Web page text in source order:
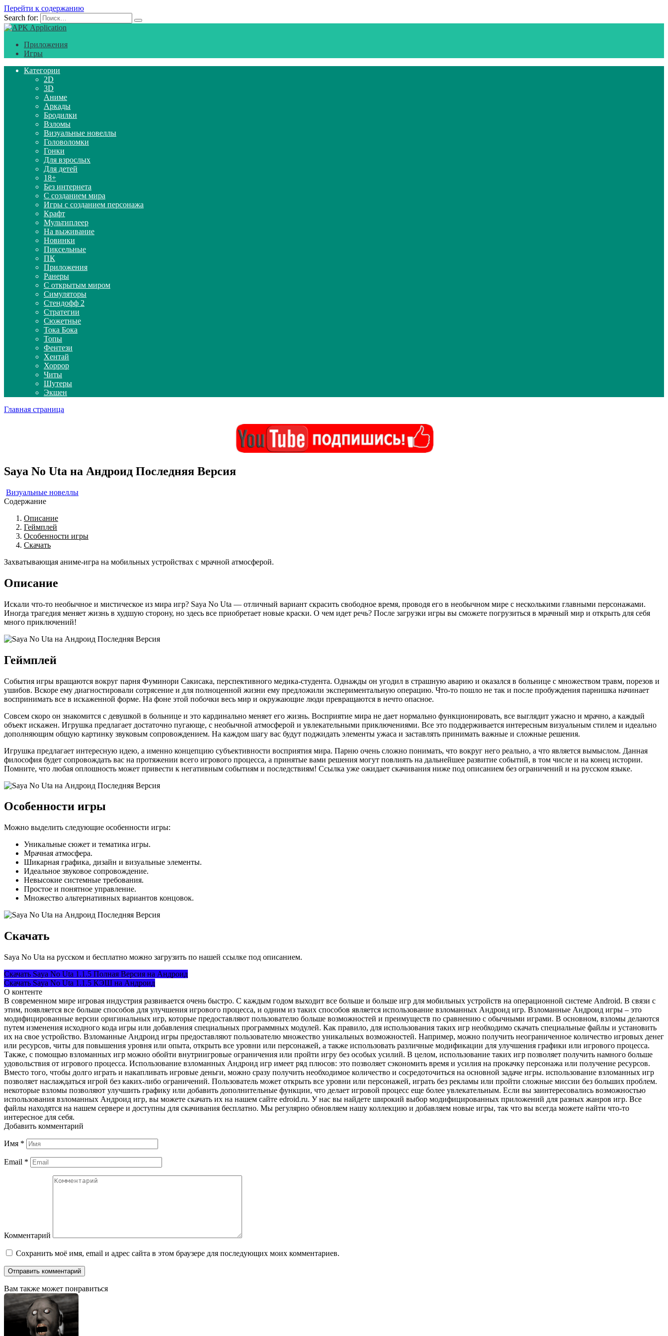
Перейти к содержанию
Search for:
Приложения
Игры
Категории
2D
3D
Аниме
Аркады
Бродилки
Взломы
Визуальные новеллы
Головоломки
Гонки
Для взрослых
Для детей
18+
Без интернета
С созданием мира
Игры с созданием персонажа
Крафт
Мультиплеер
На выживание
Новинки
Пиксельные
ПК
Приложения
Ранеры
С открытым миром
Симуляторы
Стендофф 2
Стратегии
Сюжетные
Тока Бока
Топы
Фентези
Хентай
Хоррор
Читы
Шутеры
Экшен
Главная страница
Saya No Uta на Андроид Последняя Версия
Визуальные новеллы
Содержание
Описание
Геймплей
Особенности игры
Скачать
Захватывающая аниме-игра на мобильных устройствах с мрачной атмосферой.
Описание
Искали что-то необычное и мистическое из мира игр? Saya No Uta — отличный вариант скрасить свободное время, проводя его в необычном мире с несколькими главными персонажами.
Иногда трагедия меняет жизнь в худшую сторону, но здесь все приобретает новые краски. О чем идет речь? После загрузки игры вы сможете погрузиться в мрачный мир и открыть для себя
много приключений!
Геймплей
События игры вращаются вокруг парня Фуминори Сакисака, перспективного медика-студента. Однажды он угодил в страшную аварию и оказался в больнице с множеством травм, порезов и
ушибов. Вскоре ему диагностировали сотрясение и для полноценной жизни ему предложили экспериментальную операцию. Что-то пошло не так и после пробуждения парнишка начинает
воспринимать все в искаженной форме. На фоне этой побочки весь мир и окружающие люди превращаются в нечто опасное.
Совсем скоро он знакомится с девушкой в больнице и это кардинально меняет его жизнь. Восприятие мира не дает нормально функционировать, все выглядит ужасно и мрачно, а каждый
объект искажен. Игрушка предлагает достаточно пугающе, с необычной атмосферой и увлекательными приключениями. Все это поддерживается интересным визуальным стилем и идеально
дополняющим общую картинку звуковым сопровождением. На каждом шагу вас будут поджидать элементы ужаса и заставлять принимать важные и сложные решения.
Игрушка предлагает интересную идею, а именно концепцию субъективности восприятия мира. Парню очень сложно понимать, что вокруг него реально, а что является вымыслом. Данная
философия будет сопровождать вас на протяжении всего игрового процесса, а принятые вами решения могут повлиять на дальнейшее развитие событий, в том числе и на конец истории.
Помните, что любая оплошность может привести к негативным событиям и последствиям! Ссылка уже ожидает скачивания ниже под описанием без ограничений и на русском языке.
Особенности игры
Можно выделить следующие особенности игры:
Уникальные сюжет и тематика игры.
Мрачная атмосфера.
Шикарная графика, дизайн и визуальные элементы.
Идеальное звуковое сопровождение.
Невысокие системные требования.
Простое и понятное управление.
Множество альтернативных вариантов концовок.
Скачать
Saya No Uta на русском и бесплатно можно загрузить по нашей ссылке под описанием.
Скачать Saya No Uta 1.1.5 Полная Версия на Андроид
Скачать Saya No Uta 1.1.5 КЭШ на Андроид
О контенте
В современном мире игровая индустрия развивается очень быстро. С каждым годом выходит все больше и больше игр для мобильных устройств на операционной системе Android. В связи с
этим, появляется все больше способов для улучшения игрового процесса, и одним из таких способов является использование взломанных Андроид игр. Взломанные Андроид игры – это
модифицированные версии оригинальных игр, которые предоставляют пользователю больше возможностей и преимуществ по сравнению с обычными играми. В основном, взломы делаются
путем изменения исходного кода игры или добавления специальных программных модулей. Как правило, для использования таких игр необходимо скачать специальные файлы и установить
их на свое устройство. Взломанные Андроид игры предоставляют пользователю множество уникальных возможностей. Например, можно получить неограниченное количество игровых денег
или ресурсов, читы для повышения уровня или опыта, открыть все уровни или персонажей, а также использовать различные модификации для улучшения графики или игрового процесса.
Также, с помощью взломанных игр можно обойти внутриигровые ограничения или пройти игру без особых усилий. В целом, использование таких игр позволяет получить намного больше
удовольствия от игрового процесса. Использование взломанных Андроид игр имеет ряд плюсов: это позволяет сэкономить время и усилия на прокачку персонажа или получение ресурсов.
Вместо того, чтобы долго играть и накапливать игровые деньги, можно сразу получить необходимое количество и сосредоточиться на основной задаче игры. использование взломанных игр
позволяет наслаждаться игрой без каких-либо ограничений. Пользователь может открыть все уровни или персонажей, играть без рекламы или пройти сложные миссии без больших проблем.
некоторые взломы позволяют улучшить графику или добавить дополнительные функции, что делает игровой процесс еще более увлекательным. Если вы заинтересовались возможностью
использования взломанных Андроид игр, вы можете скачать их на нашем сайте edroid.ru. У нас вы найдете широкий выбор модифицированных приложений для разных жанров игр. Все
файлы находятся на нашем сервере и доступны для скачивания бесплатно. Мы регулярно обновляем нашу коллекцию и добавляем новые игры, так что вы всегда можете найти что-то
интересное для себя.
Добавить комментарий
Имя *
Email *
Комментарий
Сохранить моё имя, email и адрес сайта в этом браузере для последующих моих комментариев.
Вам также может понравиться